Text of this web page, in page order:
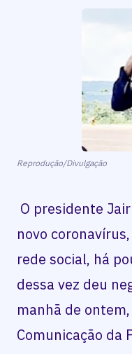
Reprodução/Divulgação
O presidente
novo
rede social, há
dessa vez deu
manhã de
Comunicação da